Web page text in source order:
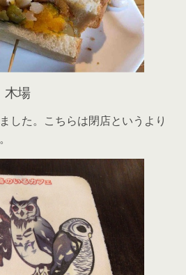
場
した。こちらは閉店というより